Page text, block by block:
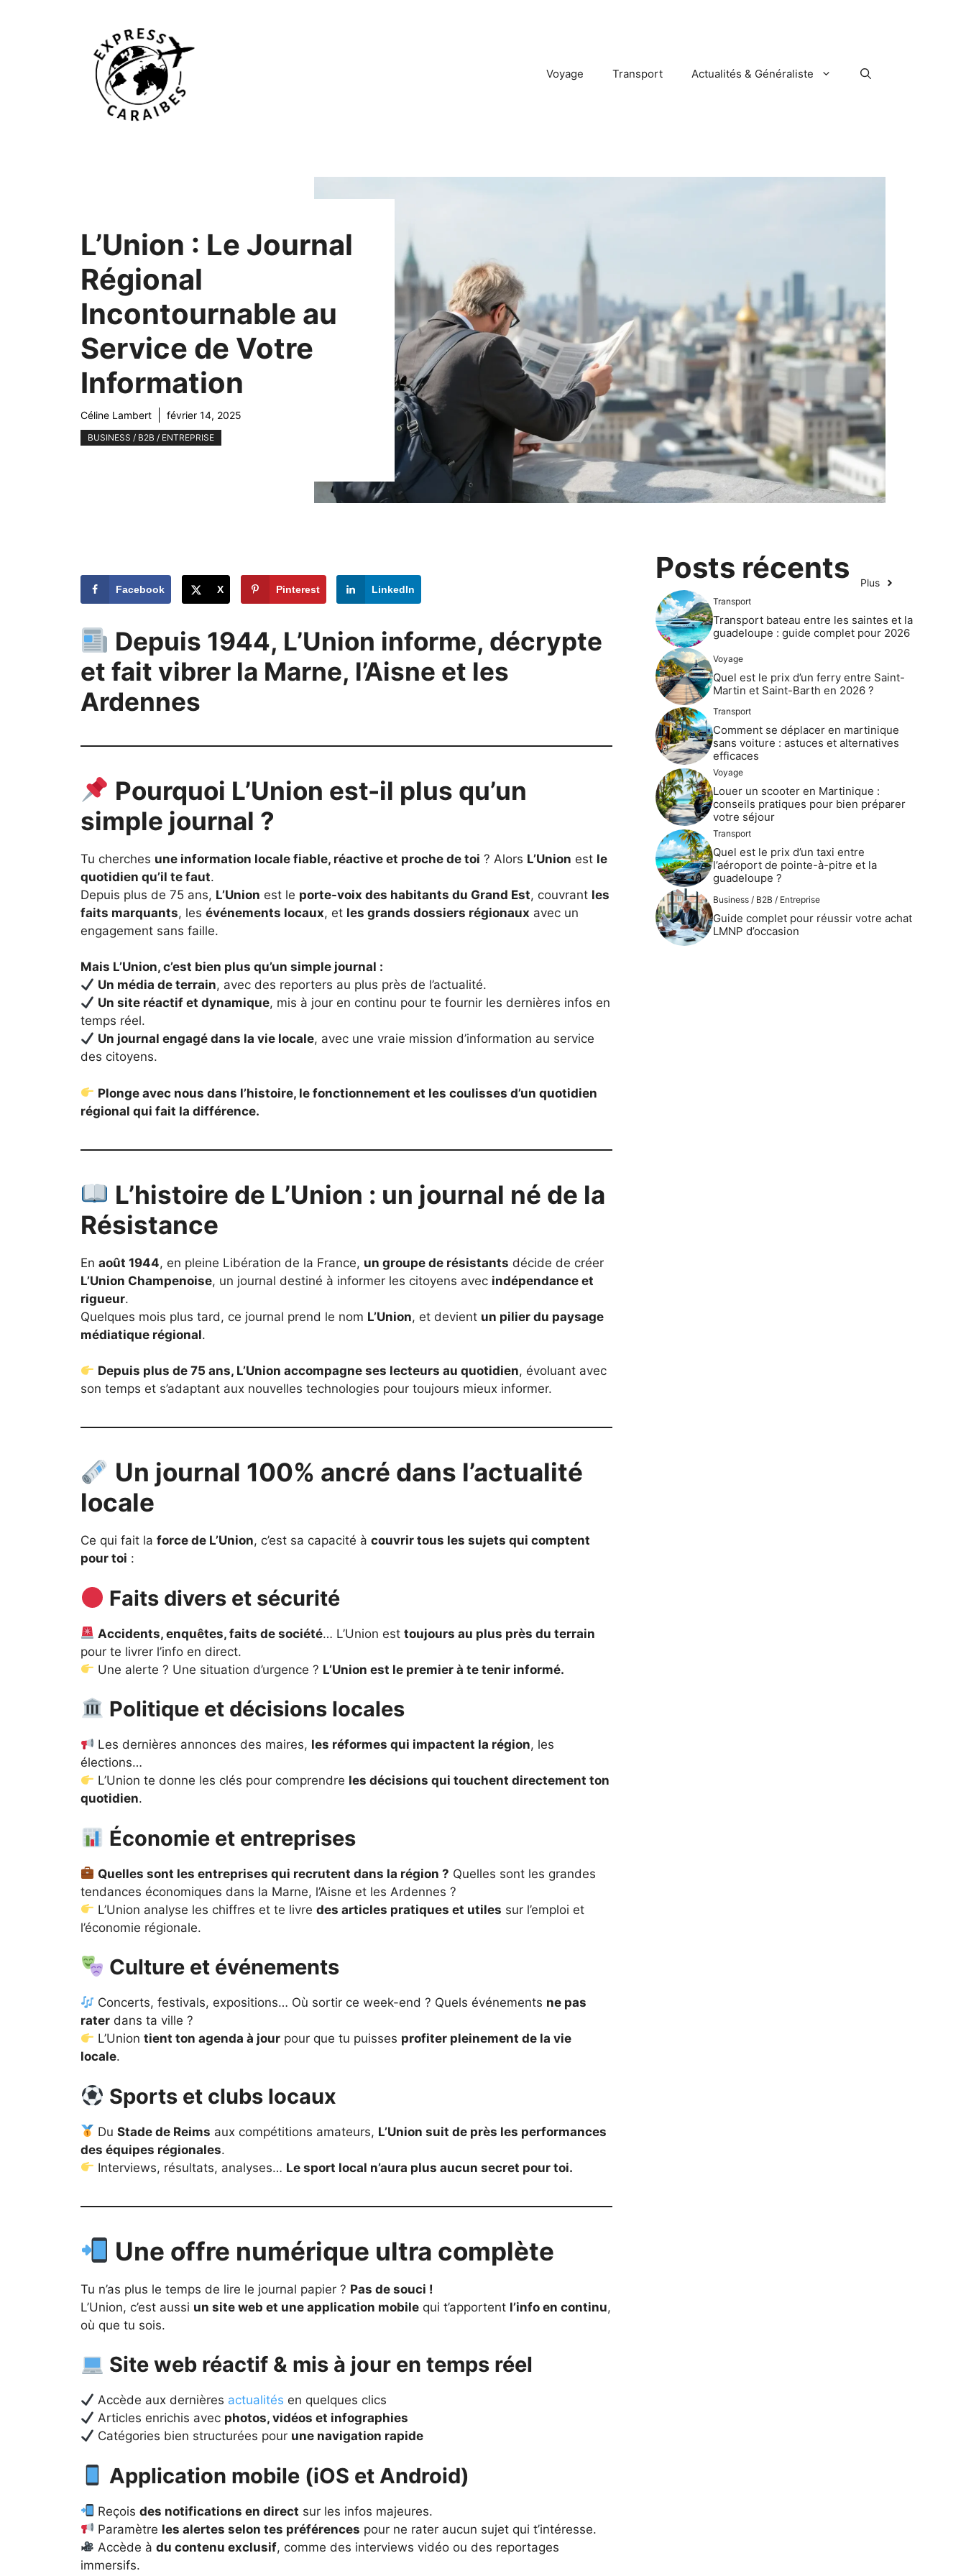
Voyage Transport Actualités & Généraliste
L’Union : Le Journal
Régional
Incontournable au
Service de Votre
Information
Céline Lambert février 14, 2025
BUSINESS / B2B / ENTREPRISE
Facebook X Pinterest LinkedIn
Depuis 1944, L’Union informe, décrypte
et fait vibrer la Marne, l’Aisne et les
Ardennes
Pourquoi L’Union est-il plus qu’un
simple journal ?
Tu cherches une information locale fiable, réactive et proche de toi ? Alors L’Union est le
quotidien qu’il te faut.
Depuis plus de 75 ans, L’Union est le porte-voix des habitants du Grand Est, couvrant les
faits marquants, les événements locaux, et les grands dossiers régionaux avec un
engagement sans faille.
Mais L’Union, c’est bien plus qu’un simple journal :
Un média de terrain, avec des reporters au plus près de l’actualité.
Un site réactif et dynamique, mis à jour en continu pour te fournir les dernières infos en
temps réel.
Un journal engagé dans la vie locale, avec une vraie mission d’information au service
des citoyens.
Plonge avec nous dans l’histoire, le fonctionnement et les coulisses d’un quotidien
régional qui fait la différence.
L’histoire de L’Union : un journal né de la
Résistance
En août 1944, en pleine Libération de la France, un groupe de résistants décide de créer
L’Union Champenoise, un journal destiné à informer les citoyens avec indépendance et
rigueur.
Quelques mois plus tard, ce journal prend le nom L’Union, et devient un pilier du paysage
médiatique régional.
Depuis plus de 75 ans, L’Union accompagne ses lecteurs au quotidien, évoluant avec
son temps et s’adaptant aux nouvelles technologies pour toujours mieux informer.
Un journal 100% ancré dans l’actualité
locale
Ce qui fait la force de L’Union, c’est sa capacité à couvrir tous les sujets qui comptent
pour toi :
Faits divers et sécurité
Accidents, enquêtes, faits de société… L’Union esttoujours au plus près du terrain
pour te livrer l’info en direct.
Une alerte ? Une situation d’urgence ? L’Union est le premier à te tenir informé.
Politique et décisions locales
Les dernières annonces des maires, les réformes qui impactent la région, les
élections…
L’Union te donne les clés pour comprendre les décisions qui touchent directement ton
quotidien.
Économie et entreprises
Quelles sont les entreprises qui recrutent dans la région ? Quelles sont les grandes
tendances économiques dans la Marne, l’Aisne et les Ardennes ?
L’Union analyse les chiffres et te livredes articles pratiques et utiles sur l’emploi et
l’économie régionale.
Culture et événements
Concerts, festivals, expositions… Où sortir ce week-end ? Quels événements ne pas
rater dans ta ville ?
L’Uniontient ton agenda à jour pour que tu puisses profiter pleinement de la vie
locale.
Sports et clubs locaux
DuStade de Reims aux compétitions amateurs, L’Union suit de près les performances
des équipes régionales.
Interviews, résultats, analyses… Le sport local n’aura plus aucun secret pour toi.
Une offre numérique ultra complète
Tu n’as plus le temps de lire le journal papier ? Pas de souci !
L’Union, c’est aussi un site web et une application mobile qui t’apportent l’info en continu,
où que tu sois.
Site web réactif & mis à jour en temps réel
Accède aux dernières actualités en quelques clics
Articles enrichis avec photos, vidéos et infographies
Catégories bien structurées pour une navigation rapide
Application mobile (iOS et Android)
Reçoisdes notifications en direct sur les infos majeures.
Paramètre les alertes selon tes préférences pour ne rater aucun sujet qui t’intéresse.
Accède àdu contenu exclusif, comme des interviews vidéo ou des reportages
immersifs.
Posts récents Plus
Transport
Transport bateau entre les saintes et la
guadeloupe : guide complet pour 2026
Voyage
Quel est le prix d’un ferry entre Saint-
Martin et Saint-Barth en 2026 ?
Transport
Comment se déplacer en martinique
sans voiture : astuces et alternatives
efficaces
Voyage
Louer un scooter en Martinique :
conseils pratiques pour bien préparer
votre séjour
Transport
Quel est le prix d’un taxi entre
l’aéroport de pointe-à-pitre et la
guadeloupe ?
Business / B2B / Entreprise
Guide complet pour réussir votre achat
LMNP d’occasion